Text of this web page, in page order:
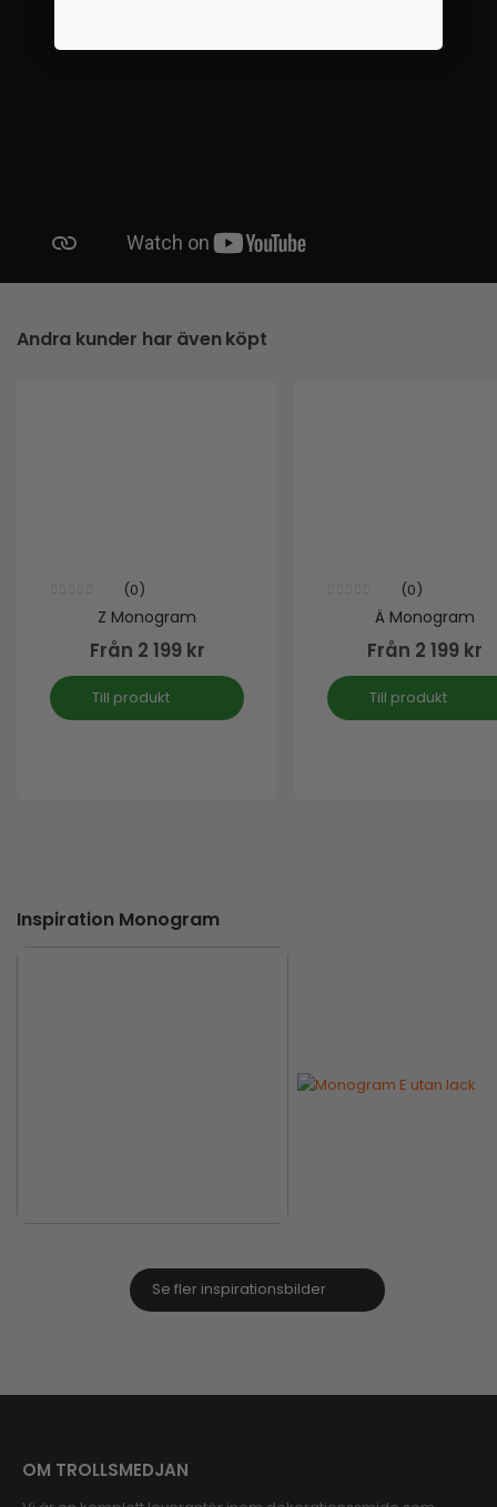
Andra kunder har även köpt
(0)
Z Monogram
Från 2 199 kr
Till produkt
out of 5
(0)
Ä Monogram
Från 2 199 kr
Till produkt
Inspiration Monogram
Se fler inspirationsbilder
OM TROLLSMEDJAN